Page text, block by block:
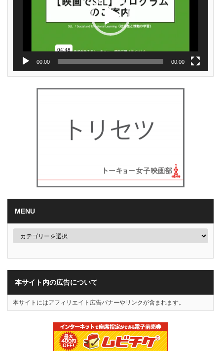
00:00 00:00
MENU
本サイト内の広告について
本サイトにはアフィリエイト広告バナーやリンクが含まれます。